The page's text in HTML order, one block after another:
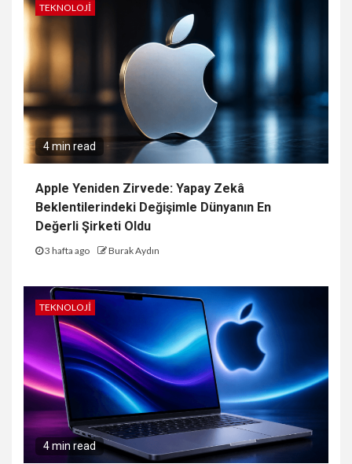
TEKNOLOJI
4 min read
Apple Yeniden Zirvede: Yapay Zekâ
Beklentilerindeki Değişimle Dünyanın En
Değerli Şirketi Oldu
3 hafta ago Burak Aydın
TEKNOLOJI
4 min read